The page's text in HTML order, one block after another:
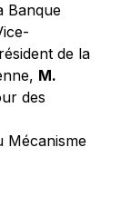
Banque
de la
M.
des
Mécanisme